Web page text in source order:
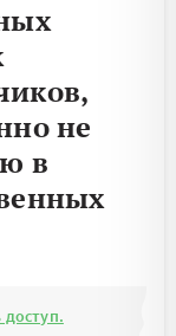
не
в